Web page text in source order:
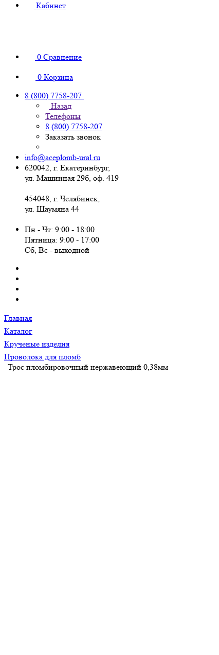
Кабинет
0 Сравнение
0 Корзина
8 (800) 7758-207
Назад
Телефоны
8 (800) 7758-207
Заказать звонок
info@aceplomb-ural.ru
620042, г. Екатеринбург,
ул. Машинная 29б, оф. 419
454048, г. Челябинск,
ул. Шаумяна 44
Пн - Чт: 9:00 - 18:00
Пятница: 9:00 - 17:00
Сб, Вc - выходной
Главная
Каталог
Крученые изделия
Проволока для пломб
Трос пломбировочный нержавеющий 0,38мм